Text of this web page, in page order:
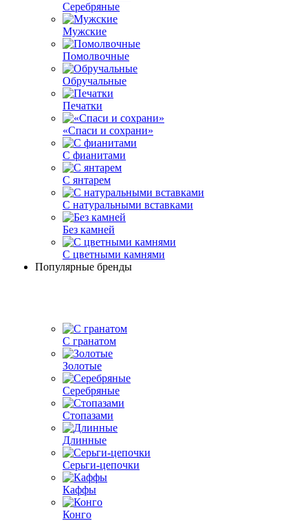
Серебряные
Мужские
Помолвочные
Обручальные
Печатки
«Спаси и сохрани»
С фианитами
С янтарем
С натуральными вставками
Без камней
С цветными камнями
Популярные бренды
С гранатом
Золотые
Серебряные
Стопазами
Длинные
Серьги-цепочки
Каффы
Конго